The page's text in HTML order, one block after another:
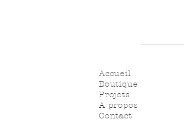
Accueil
Boutique
Projets
A propos
Contact